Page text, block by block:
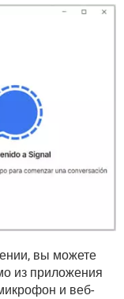
вы можете
из приложения
и веб-